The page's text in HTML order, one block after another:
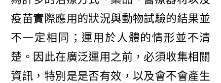
疫苗實際應用的狀況與動物試驗的結果並
不一定相同；運用於人體的情形並不清
楚。因此在廣泛運用之前，必須收集相關
資訊，特別是是否有效，以及會不會產生